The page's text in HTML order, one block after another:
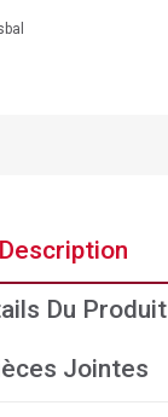
Description
Du Produit
Jointes